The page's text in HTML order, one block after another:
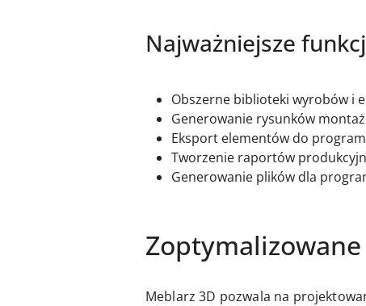
Najważniejsze
Obszerne biblioteki wyrobów i
Generowanie rysunków
Eksport elementów do
Tworzenie raportów
Generowanie plików dla
Meblarz 3D pozwala na